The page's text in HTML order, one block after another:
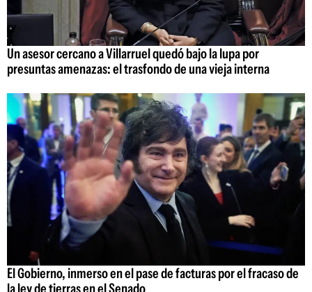
Un asesor cercano a Villarruel quedó bajo la lupa por
presuntas amenazas: el trasfondo de una vieja interna
El Gobierno, inmerso en el pase de facturas por el fracaso de